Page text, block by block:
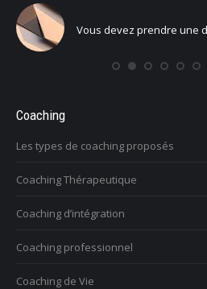
devez prendre une décision importante
Coaching
Les types de coaching proposés
Coaching Thérapeutique
Coaching d’intégration
Coaching professionnel
Coaching de Vie